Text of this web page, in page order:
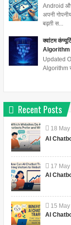
Android
अपनी
बढ़ती स...
क्वांटम
Algorithm
Updated
Algorithm
Recent Posts
18 May
AI
17 May
AI
15 May
AI